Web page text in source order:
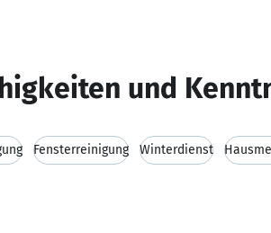
und
Fensterreinigung Winterdienst